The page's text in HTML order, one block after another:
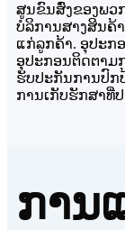
ສູນຂົນສົ່ງຂອງພວ
ບໍລິການສາງສິນຄ້
ແກ່ລູກຄ້າ. ອຸປະກ
ອຸປະກອນຕິດຕາມ
ຮັບປະກັນການປົກ
ການເກັບຮັກສາທີ່
ການ